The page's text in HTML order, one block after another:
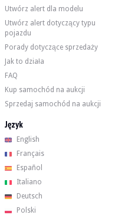
Utwórz alert dla modelu
Utwórz alert dotyczący typu
pojazdu
Porady dotyczące sprzedaży
Jak to działa
FAQ
Kup samochód na aukcji
Sprzedaj samochód na aukcji
Język
English
Français
Español
Italiano
Deutsch
Polski